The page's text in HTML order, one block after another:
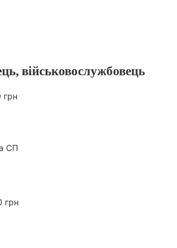
військовослужбовець
грн
СП
грн